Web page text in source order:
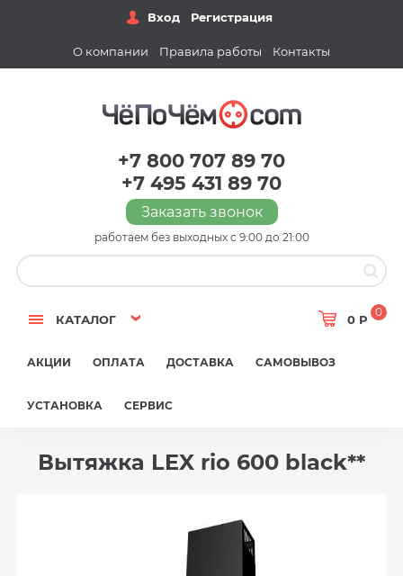
Вход Регистрация
О компании Правила работы Контакты
+7 800 707 89 70
+7 495 431 89 70
Заказать звонок
работаем без выходных с 9:00 до 21:00
КАТАЛОГ 0 Р
0
АКЦИИ ОПЛАТА ДОСТАВКА САМОВЫВОЗ
УСТАНОВКА СЕРВИС
Вытяжка LEX rio 600 black**